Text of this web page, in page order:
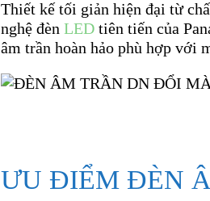
Thiết kế tối giản hiện đại từ
nghệ đèn LED tiên tiến của
âm trần hoàn hảo phù hợp với
ƯU ĐIỂM ĐÈN